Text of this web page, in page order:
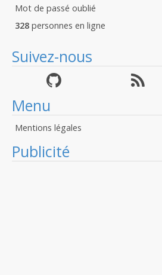
Mot de passé oublié
328 personnes en ligne
Suivez-nous
Menu
Mentions légales
Publicité